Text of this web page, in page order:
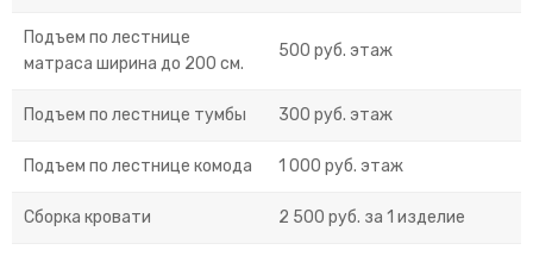
Подъем по лестнице
матраса ширина до 200 см.
500 руб. этаж
Подъем по лестнице тумбы 300 руб. этаж
Подъем по лестнице комода 1 000 руб. этаж
Сборка кровати 2 500 руб. за 1 изделие